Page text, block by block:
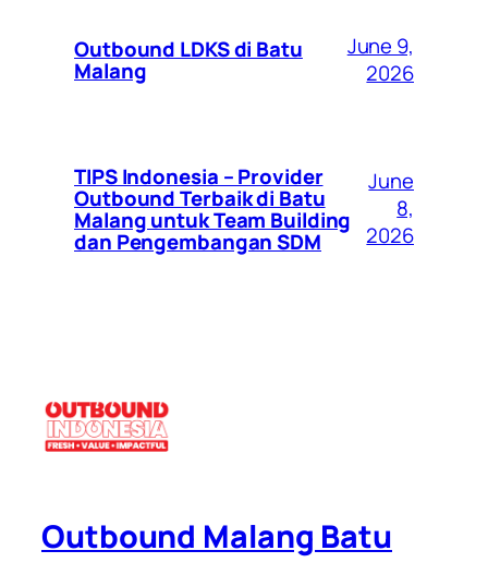
Outbound LDKS di Batu
Malang
June 9,
2026
TIPS Indonesia – Provider
Outbound Terbaik di Batu
Malang untuk Team Building
dan Pengembangan SDM
June
8,
2026
Outbound Malang Batu